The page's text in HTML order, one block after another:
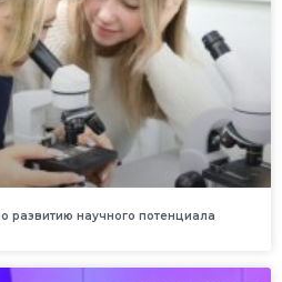
развитию научного потенциала